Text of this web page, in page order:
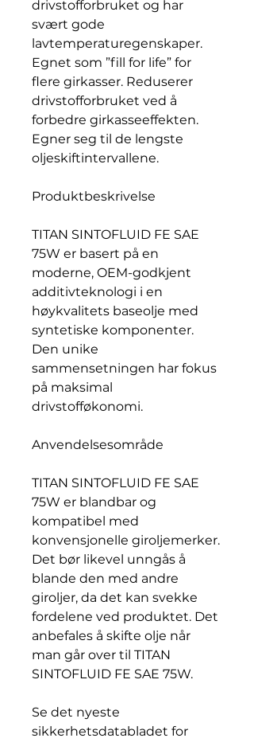
drivstofforbruket og har
svært gode
lavtemperaturegenskaper.
Egnet som ”fill for life” for
flere girkasser. Reduserer
drivstofforbruket ved å
forbedre girkasseeffekten.
Egner seg til de lengste
oljeskiftintervallene.
Produktbeskrivelse
TITAN SINTOFLUID FE SAE
75W er basert på en
moderne, OEM-godkjent
additivteknologi i en
høykvalitets baseolje med
syntetiske komponenter.
Den unike
sammensetningen har fokus
på maksimal
drivstofføkonomi.
Anvendelsesområde
TITAN SINTOFLUID FE SAE
75W er blandbar og
kompatibel med
konvensjonelle giroljemerker.
Det bør likevel unngås å
blande den med andre
giroljer, da det kan svekke
fordelene ved produktet. Det
anbefales å skifte olje når
man går over til TITAN
SINTOFLUID FE SAE 75W.
Se det nyeste
sikkerhetsdatabladet for